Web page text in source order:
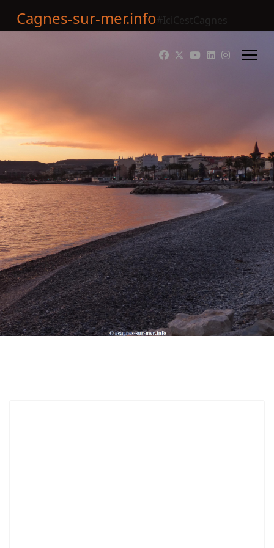
Cagnes-sur-mer.info#IciCestCagnes